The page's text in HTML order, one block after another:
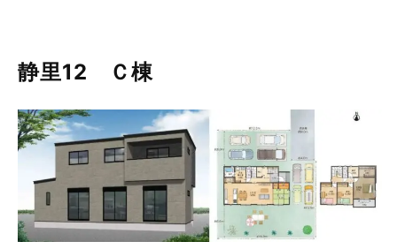
静里12 Ｃ棟